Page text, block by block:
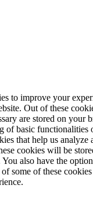
to improve your
Out of these
are stored on your
of basic functionalities
that help us analyze
cookies will be
also have the
some of these